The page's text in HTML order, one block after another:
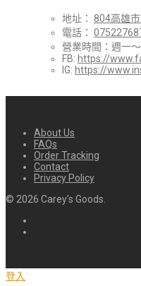
地址： 804高雄
電話：
營業時間：週一
FB: https://
IG: https://
About Us
FAQs
Order Tracking
Contact
Privacy Policy
© 2026 Carey's Goods.
登入